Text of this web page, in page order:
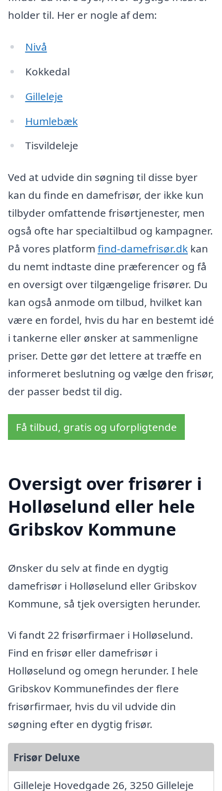
holder til. Her er nogle af dem:
Nivå
Kokkedal
Gilleleje
Humlebæk
Tisvildeleje
Ved at udvide din søgning til disse byer
kan du finde en damefrisør, der ikke kun
tilbyder omfattende frisørtjenester, men
også ofte har specialtilbud og kampagner.
På vores platform find-damefrisør.dk kan
du nemt indtaste dine præferencer og få
en oversigt over tilgængelige frisører. Du
kan også anmode om tilbud, hvilket kan
være en fordel, hvis du har en bestemt idé
i tankerne eller ønsker at sammenligne
priser. Dette gør det lettere at træffe en
informeret beslutning og vælge den frisør,
der passer bedst til dig.
Få tilbud, gratis og uforpligtende
Oversigt over frisører i
Holløselund eller hele
Gribskov Kommune
Ønsker du selv at finde en dygtig
damefrisør i Holløselund eller Gribskov
Kommune, så tjek oversigten herunder.
Vi fandt 22 frisørfirmaer i Holløselund.
Find en frisør eller damefrisør i
Holløselund og omegn herunder. I hele
Gribskov Kommunefindes der flere
frisørfirmaer, hvis du vil udvide din
søgning efter en dygtig frisør.
Frisør Deluxe
Gilleleje Hovedgade 26, 3250 Gilleleje